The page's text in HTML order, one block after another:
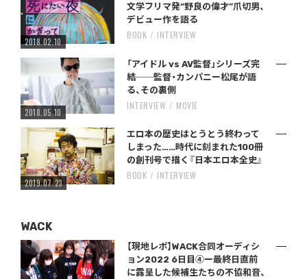
2018.02.10
文学フリマ発“野良の偉才”爪切男、
デビュー作を語る
BOOK INTERVIEW
2018.05.10
「アイドル vs AV監督」シリーズ完
結──監督・カンパニー松尾が語
る、その裏側
INTERVIEW MOVIE
2019.07.23
エロ本の歴史はとうとう終わって
しまった……時代に刻まれた100冊
の創刊号で描く『日本エロ本全史』
BOOK INTERVIEW
WACK
【現地レポ】WACK合同オーディシ
ョン2022 6日目④ー最終日直前
に露呈した候補生たちの不協和音、